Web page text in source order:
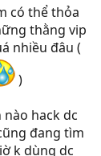
có thể thỏa
thằng vip
nhiều đâu (
)
nào hack dc
đang tìm
k dùng dc